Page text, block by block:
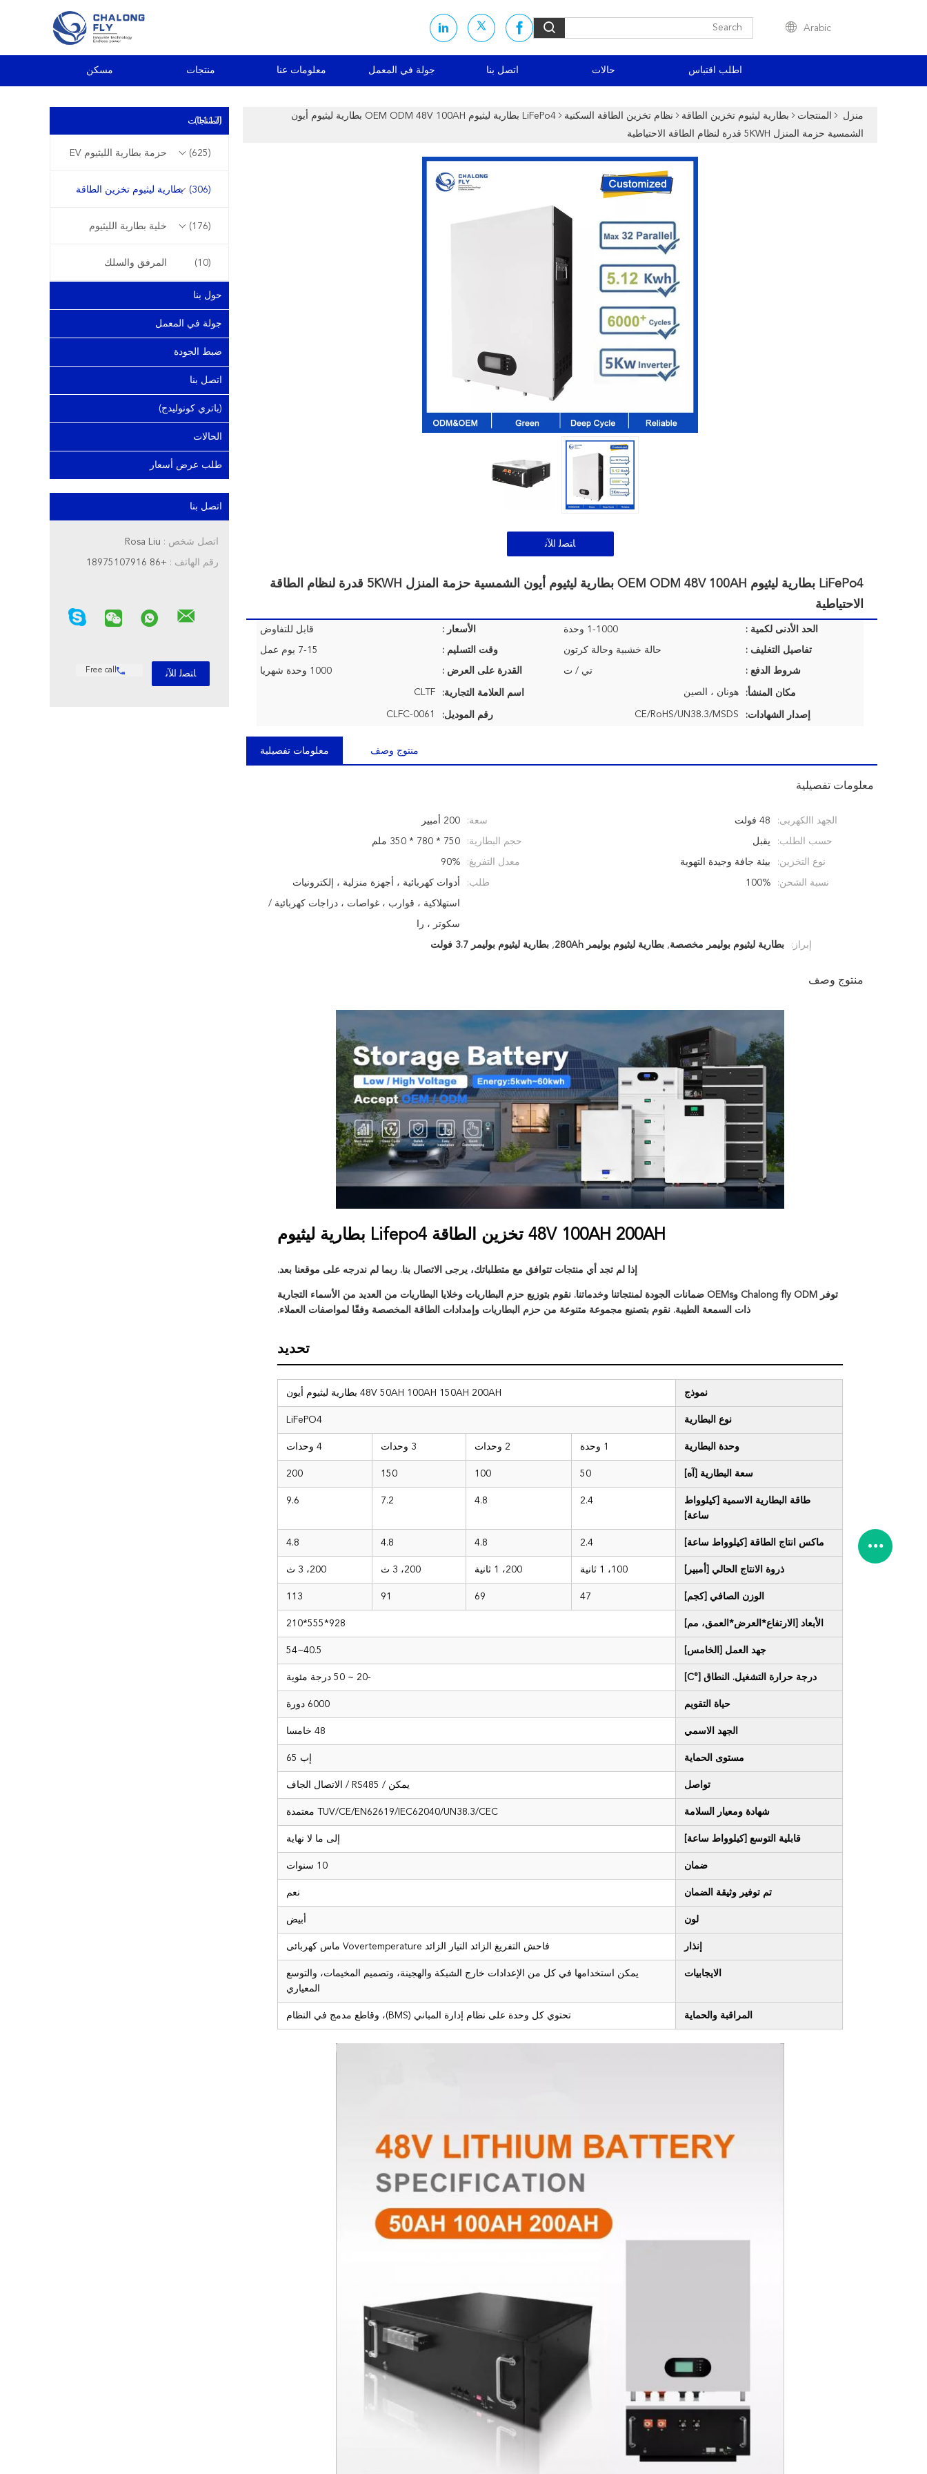
Arabic
مسكن منتجات معلومات عنا جولة في المعمل اتصل بنا حالات اطلب اقتباس
المنتجات(1117)
حزمة بطارية الليثيوم EV (625)
بطارية ليثيوم تخزين الطاقة (306)
خلية بطارية الليثيوم (176)
المرفق والسلك (10)
حول بنا
جولة في المعمل
ضبط الجودة
اتصل بنا
(باتري كونوليدج)
الحالات
طلب عرض أسعار
اتصل بنا
اتصل شخص :
رقم الهاتف : +86 18975107916
Free call
منزل المنتجات بطارية ليثيوم تخزين الطاقة نظام تخزين الطاقة السكنية
LiFePo4 بطارية ليثيوم OEM ODM 48V 100AH ​​بطارية ليثيوم أيون
الشمسية حزمة المنزل 5KWH قدرة لنظام الطاقة الاحتياطية
ﺎﺘﺼﻟ ﺍﻶﻧ
LiFePo4 بطارية ليثيوم OEM ODM 48V 100AH ​​بطارية ليثيوم أيون الشمسية حزمة المنزل 5KWH قدرة لنظام الطاقة
الاحتياطية
الحد الأدنى لكمية : 1-1000 وحدة الأسعار : قابل للتفاوض
تفاصيل التغليف : حالة خشبية وحالة كرتون وقت التسليم : 7-15 يوم عمل
شروط الدفع : تي / ت القدرة على العرض : 1000 وحدة شهريا
مكان المنشأ: هونان ، الصين اسم العلامة التجارية: CLTF
إصدار الشهادات: CE/RoHS/UN38.3/MSDS رقم الموديل: CLFC-0061
معلومات تفصيلية منتوج وصف
معلومات تفصيلية
الجهد االكهربى: 48 فولت سعة: 200 أمبير
حسب الطلب: يقبل حجم البطارية: 750 * 780 * 350 ملم
نوع التخزين: بيئة جافة وجيدة التهوية معدل التفريغ: 90%
نسبة الشحن: 100% طلب: أدوات كهربائية ، أجهزة منزلية ، إلكترونيات
استهلاكية ، قوارب ، غواصات ، دراجات كهربائية /
سكوتر ، را
إبراز: بطارية ليثيوم بوليمر مخصصة, بطارية ليثيوم بوليمر 280Ah , بطارية ليثيوم بوليمر 3.7 فولت
منتوج وصف
48V 100AH ​​200AH تخزين الطاقة Lifepo4 بطارية ليثيوم
إذا لم تجد أي منتجات تتوافق مع متطلباتك، يرجى الاتصال بنا. ربما لم ندرجه على موقعنا بعد.
توفر Chalong fly ODM وOEMs ضمانات الجودة لمنتجاتنا وخدماتنا. نقوم بتوزيع حزم البطاريات وخلايا البطاريات من العديد من الأسماء التجارية
ذات السمعة الطيبة. نقوم بتصنيع مجموعة متنوعة من حزم البطاريات وإمدادات الطاقة المخصصة وفقًا لمواصفات العملاء.
تحديد
نموذج 48V 50AH 100AH ​​150AH 200AH بطارية ليثيوم أيون
نوع البطارية LiFePO4
وحدة البطارية 1 وحدة 2 وحدات 3 وحدات 4 وحدات
سعة البطارية [آه] 50
100
150
200
طاقة البطارية الاسمية [كيلوواط
ساعة]
2.4
4.8
7.2
9.6
ماكس انتاج الطاقة [كيلوواط ساعة] 2.4
4.8
4.8
4.8
ذروة الانتاج الحالي [أمبير] 100، 1 ثانية 200، 1 ثانية 200، 3 ث 200، 3 ث
الوزن الصافي [كجم] 47
69
91
113
الأبعاد [الارتفاع*العرض*العمق، مم] 928*555*210
جهد العمل [الخامس] 40.5~54
درجة حرارة التشغيل. النطاق [°C] -20 ~ 50 درجة مئوية
حياة التقويم 6000 دورة
الجهد الاسمي 48 خامسا
مستوى الحماية إب 65
تواصل يمكن / RS485 / الاتصال الجاف
شهادة ومعيار السلامة TUV/CE/EN62619/IEC62040/UN38.3/CEC معتمدة
قابلية التوسع [كيلوواط ساعة] إلى ما لا نهاية
ضمان 10 سنوات
تم توفير وثيقة الضمان نعم
لون أبيض
إنذار فاحش التفريغ الزائد التيار الزائد Vovertemperature ماس كهربائى
الايجابيات
يمكن استخدامها في كل من الإعدادات خارج الشبكة والهجينة، وتصميم المخيمات، والتوسع
المعياري
المراقبة والحماية تحتوي كل وحدة على نظام إدارة المباني (BMS)، وقاطع مدمج في النظام